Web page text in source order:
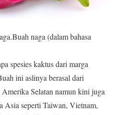
uah naga (dalam bahasa
spesies kaktus dari marga
ini aslinya berasal dari
Selatan namun kini juga
Asia seperti Taiwan, Vietnam,